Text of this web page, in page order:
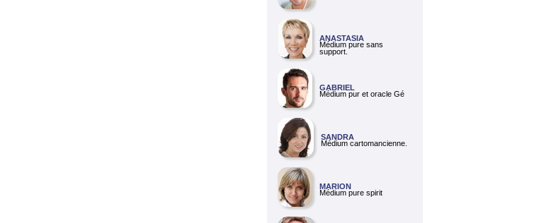
ANASTASIA
Médium pure sans
support.
GABRIEL
Médium pur et oracle Gé
SANDRA
Médium cartomancienne.
MARION
Médium pure spirit